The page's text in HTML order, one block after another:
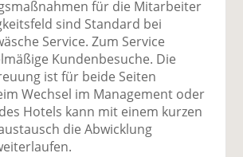
für die Mitarbeiter
sind Standard bei
Service. Zum Service
Kundenbesuche. Die
ist für beide Seiten
Wechsel im Management oder
Hotels kann mit einem kurzen
die Abwicklung